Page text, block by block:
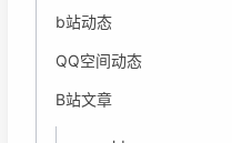
b站动态
QQ空间动态
B站文章